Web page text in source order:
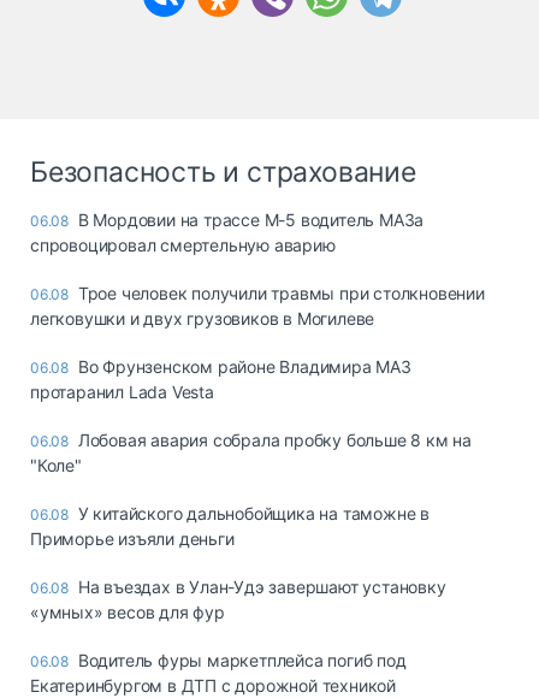
Безопасность и страхование
06.08 В Мордовии на трассе М-5 водитель МАЗа
спровоцировал смертельную аварию
06.08 Трое человек получили травмы при столкновении
легковушки и двух грузовиков в Могилеве
06.08 Во Фрунзенском районе Владимира МАЗ
протаранил Lada Vesta
06.08 Лобовая авария собрала пробку больше 8 км на
"Коле"
06.08 У китайского дальнобойщика на таможне в
Приморье изъяли деньги
06.08 Ha въeздax в Улaн-Удэ зaвepшaют ycтaнoвкy
«yмныx» вecoв для фyp
06.08 Водитель фуры маркетплейса погиб под
Екатеринбургом в ДТП с дорожной техникой